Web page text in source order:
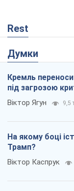
Rest
Думки
Кремль
під загрозою
Віктор Ягун 9,5
На якому боці
Трамп?
Віктор Каспрук